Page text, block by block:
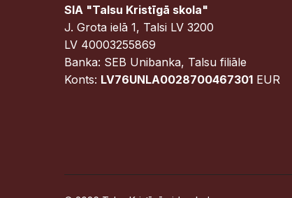
SIA "Talsu Kristīgā skola"
J. Grota ielā 1, Talsi LV 3200
LV 40003255869
Banka: SEB Unibanka, Talsu filiāle
Konts: LV76UNLA0028700467301 EUR